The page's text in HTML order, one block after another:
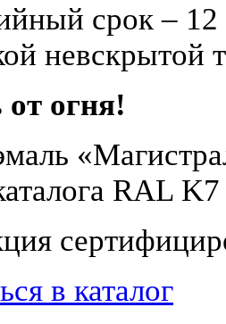
срок – 12
невскрытой
от огня!
RAL
в каталог